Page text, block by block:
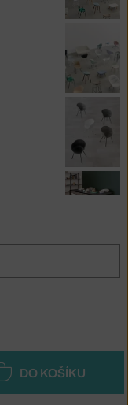
DO KOŠÍKU